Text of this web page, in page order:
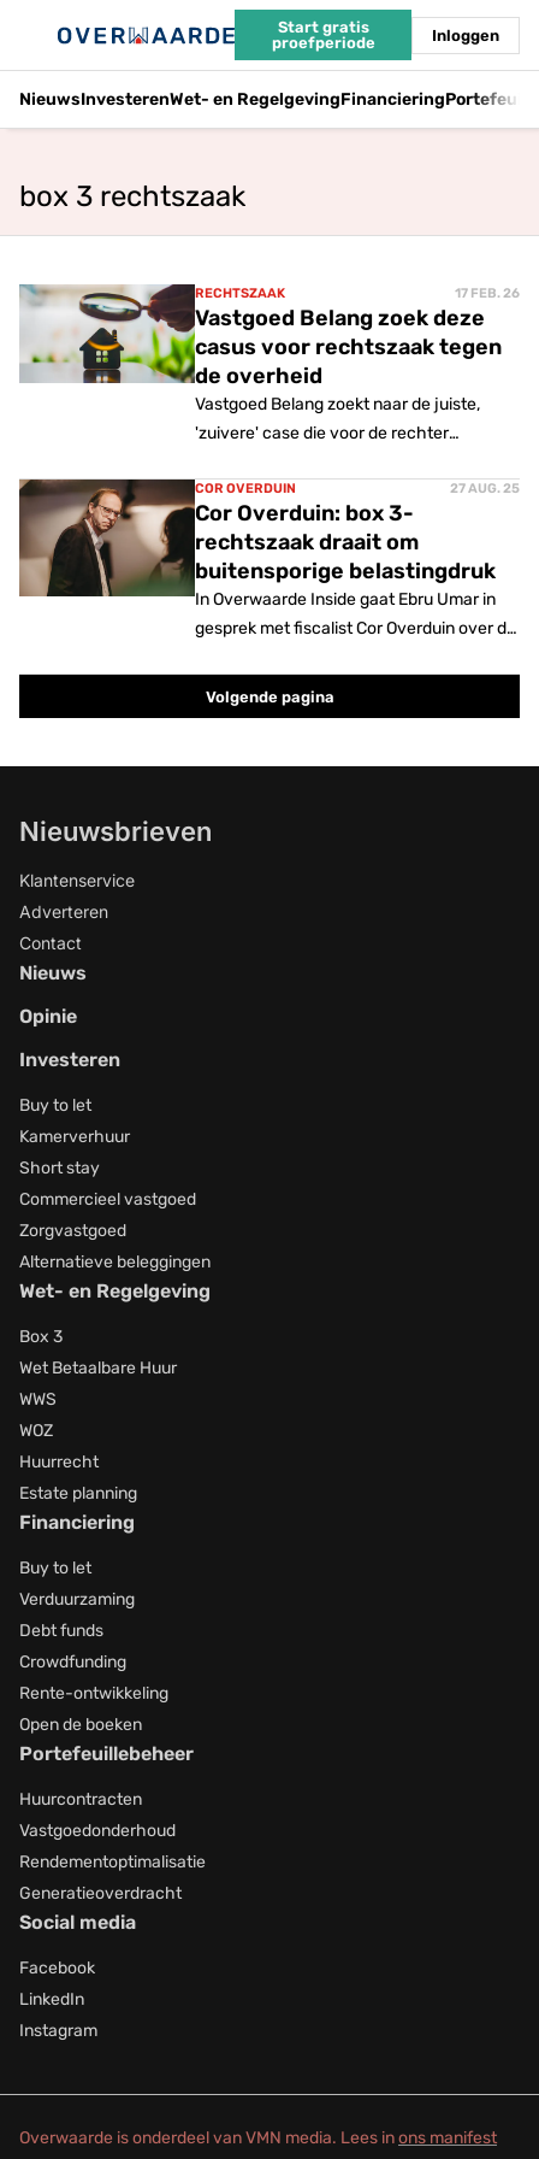
Start gratis
proefperiode
Inloggen
NieuwsInvesterenWet- en RegelgevingFinanciering
box 3 rechtszaak
RECHTSZAAK 17 FEB. 26
Vastgoed Belang zoek deze
casus voor rechtszaak tegen
de overheid
Vastgoed Belang zoekt naar de juiste,
'zuivere' case die voor de rechter
onrechtmatigheid van de box 3-heffing
moet aantonen. De eisen zijn hoog, het
zoeken gaat door. Maar misschien gaat dit
wel over jou?
COR OVERDUIN 27 AUG. 25
Cor Overduin: box 3-
rechtszaak draait om
buitensporige belastingdruk
In Overwaarde Inside gaat Ebru Umar in
gesprek met fiscalist Cor Overduin over de
rondom het huidige box 3-stelsel.
Overduin legt tijdens de podcast
opgebouwd, welke dossiers geselecteerd
hebben voor particuliere
Volgende pagina
Nieuwsbrieven
Klantenservice
Adverteren
Contact
Nieuws
Opinie
Investeren
Buy to let
Kamerverhuur
Short stay
Commercieel vastgoed
Zorgvastgoed
Alternatieve beleggingen
Wet- en Regelgeving
Box 3
Wet Betaalbare Huur
WWS
WOZ
Huurrecht
Estate planning
Financiering
Buy to let
Verduurzaming
Debt funds
Crowdfunding
Rente-ontwikkeling
Open de boeken
Portefeuillebeheer
Huurcontracten
Vastgoedonderhoud
Rendementoptimalisatie
Generatieoverdracht
Social media
Facebook
LinkedIn
Instagram
Overwaarde is onderdeel van VMN media. Lees inons manifest